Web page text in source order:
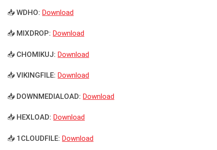
📥 WDHO: Download
📥 MIXDROP: Download
📥 CHOMIKUJ: Download
📥 VIKINGFILE: Download
📥 DOWNMEDIALOAD: Download
📥 HEXLOAD: Download
📥 1CLOUDFILE: Download